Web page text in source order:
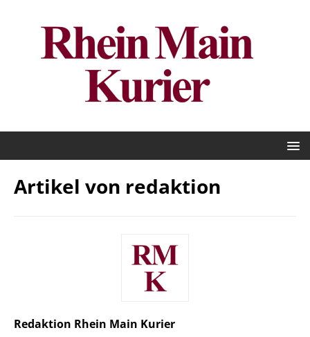
Artikel von redaktion
Redaktion Rhein Main Kurier